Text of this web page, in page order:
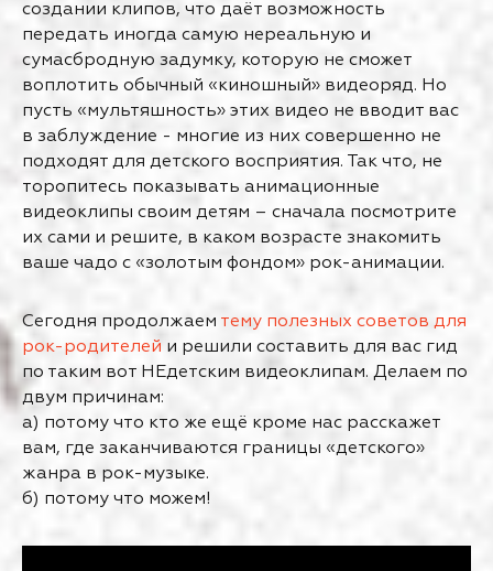
создании клипов, что даёт возможность
передать иногда самую нереальную и
сумасбродную задумку, которую не сможет
воплотить обычный «киношный» видеоряд. Но
пусть «мультяшность» этих видео не вводит вас
в заблуждение - многие из них совершенно не
подходят для детского восприятия. Так что, не
торопитесь показывать анимационные
видеоклипы своим детям – сначала посмотрите
их сами и решите, в каком возрасте знакомить
ваше чадо с «золотым фондом» рок-анимации.
Сегодня продолжаем тему полезных советов для
рок-родителей и решили составить для вас гид
по таким вот НЕдетским видеоклипам. Делаем по
двум причинам:
а) потому что кто же ещё кроме нас расскажет
вам, где заканчиваются границы «детского»
жанра в рок-музыке.
б) потому что можем!